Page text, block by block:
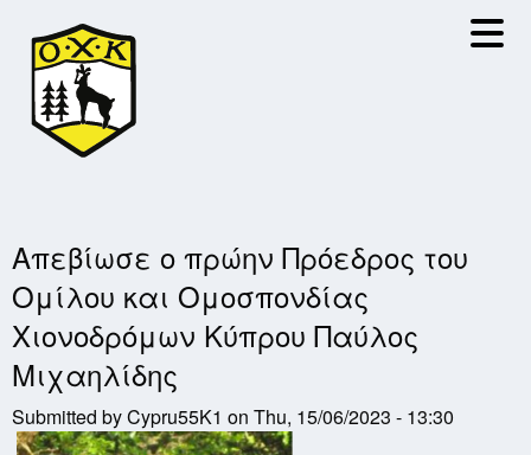
main
content
Απεβίωσε ο πρώην Πρόεδρος του
Ομίλου και Ομοσπονδίας
Χιονοδρόμων Κύπρου Παύλος
Μιχαηλίδης
Submitted byCypru55K1 on Thu, 15/06/2023 - 13:30